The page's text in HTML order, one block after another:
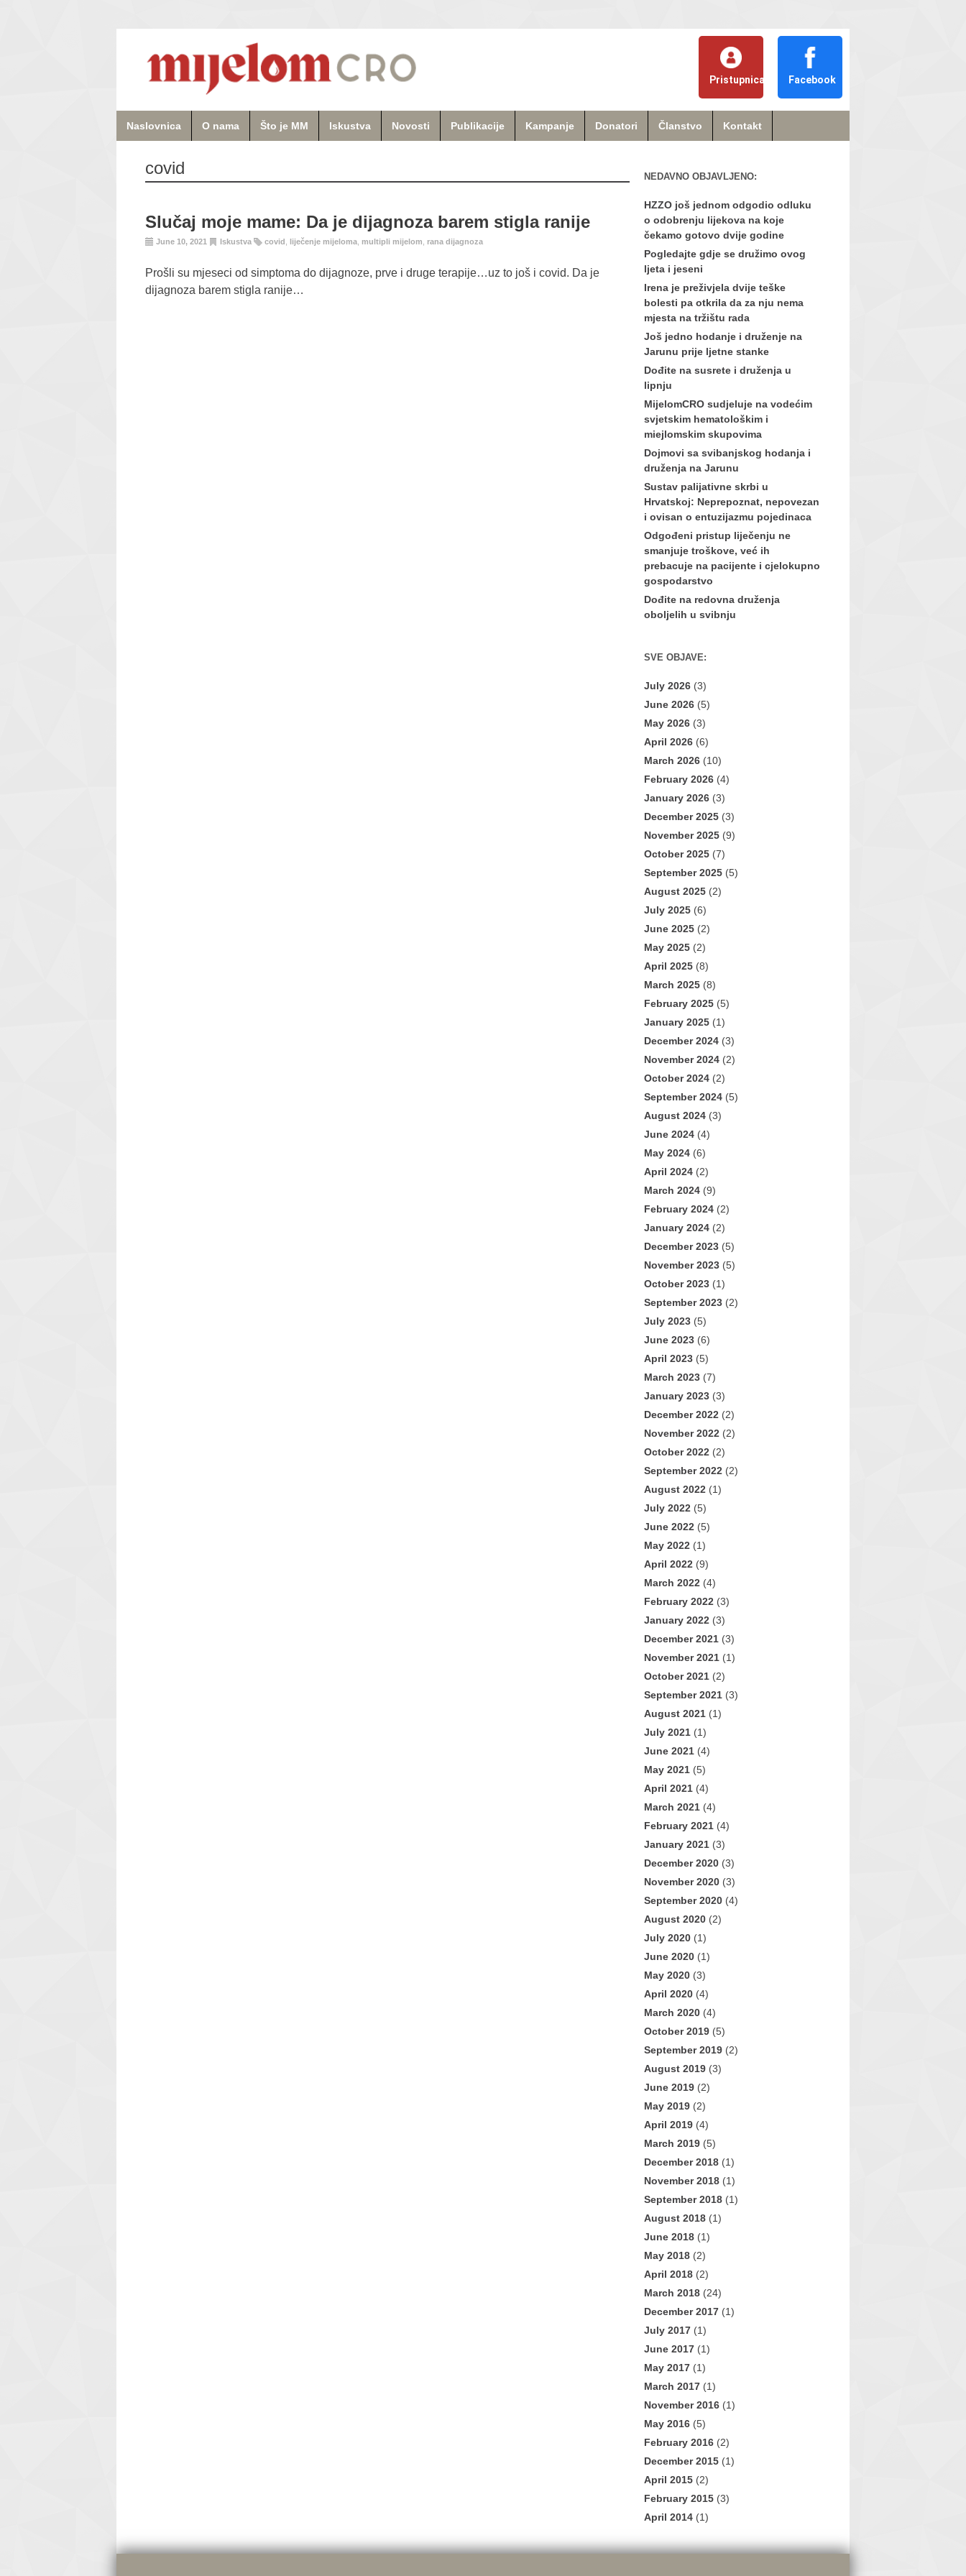
Pristupnica Facebook
Naslovnica O nama Što je MM Iskustva Novosti Publikacije Kampanje Donatori Članstvo Kontakt
covid
Slučaj moje mame: Da je dijagnoza barem stigla ranije
June 10, 2021 Iskustva covid liječenje mijeloma multipli mijelom rana dijagnoza
Prošli su mjeseci od simptoma do dijagnoze, prve i druge terapije…uz to još i covid. Da je
dijagnoza barem stigla ranije…
NEDAVNO OBJAVLJENO:
HZZO još jednom odgodio odluku
o odobrenju lijekova na koje
čekamo gotovo dvije godine
Pogledajte gdje se družimo ovog
ljeta i jeseni
Irena je preživjela dvije teške
bolesti pa otkrila da za nju nema
mjesta na tržištu rada
Još jedno hodanje i druženje na
Jarunu prije ljetne stanke
Dođite na susrete i druženja u
lipnju
MijelomCRO sudjeluje na vodećim
svjetskim hematološkim i
miejlomskim skupovima
Dojmovi sa svibanjskog hodanja i
druženja na Jarunu
Sustav palijativne skrbi u
Hrvatskoj: Neprepoznat, nepovezan
i ovisan o entuzijazmu pojedinaca
Odgođeni pristup liječenju ne
smanjuje troškove, već ih
prebacuje na pacijente i cjelokupno
gospodarstvo
Dođite na redovna druženja
oboljelih u svibnju
SVE OBJAVE:
July 2026 (3)
June 2026 (5)
May 2026 (3)
April 2026 (6)
March 2026 (10)
February 2026 (4)
January 2026 (3)
December 2025 (3)
November 2025 (9)
October 2025 (7)
September 2025 (5)
August 2025 (2)
July 2025 (6)
June 2025 (2)
May 2025 (2)
April 2025 (8)
March 2025 (8)
February 2025 (5)
January 2025 (1)
December 2024 (3)
November 2024 (2)
October 2024 (2)
September 2024 (5)
August 2024 (3)
June 2024 (4)
May 2024 (6)
April 2024 (2)
March 2024 (9)
February 2024 (2)
January 2024 (2)
December 2023 (5)
November 2023 (5)
October 2023 (1)
September 2023 (2)
July 2023 (5)
June 2023 (6)
April 2023 (5)
March 2023 (7)
January 2023 (3)
December 2022 (2)
November 2022 (2)
October 2022 (2)
September 2022 (2)
August 2022 (1)
July 2022 (5)
June 2022 (5)
May 2022 (1)
April 2022 (9)
March 2022 (4)
February 2022 (3)
January 2022 (3)
December 2021 (3)
November 2021 (1)
October 2021 (2)
September 2021 (3)
August 2021 (1)
July 2021 (1)
June 2021 (4)
May 2021 (5)
April 2021 (4)
March 2021 (4)
February 2021 (4)
January 2021 (3)
December 2020 (3)
November 2020 (3)
September 2020 (4)
August 2020 (2)
July 2020 (1)
June 2020 (1)
May 2020 (3)
April 2020 (4)
March 2020 (4)
October 2019 (5)
September 2019 (2)
August 2019 (3)
June 2019 (2)
May 2019 (2)
April 2019 (4)
March 2019 (5)
December 2018 (1)
November 2018 (1)
September 2018 (1)
August 2018 (1)
June 2018 (1)
May 2018 (2)
April 2018 (2)
March 2018 (24)
December 2017 (1)
July 2017 (1)
June 2017 (1)
May 2017 (1)
March 2017 (1)
November 2016 (1)
May 2016 (5)
February 2016 (2)
December 2015 (1)
April 2015 (2)
February 2015 (3)
April 2014 (1)